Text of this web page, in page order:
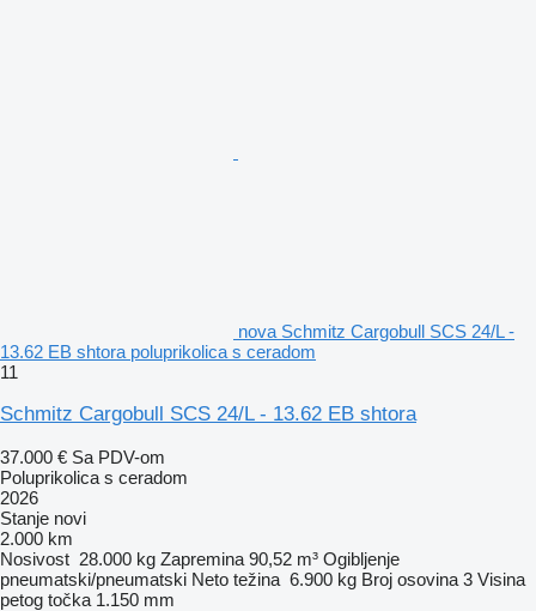
nova Schmitz Cargobull SCS 24/L -
13.62 EB shtora poluprikolica s ceradom
11
Schmitz Cargobull SCS 24/L - 13.62 EB shtora
37.000 € Sa PDV-om
Poluprikolica s ceradom
2026
Stanje novi
2.000 km
Nosivost 28.000 kg Zapremina 90,52 m³ Ogibljenje
pneumatski/pneumatski Neto težina 6.900 kg Broj osovina 3 Visina
petog točka 1.150 mm